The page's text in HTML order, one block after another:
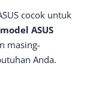
cocok untuk
model ASUS
masing-
Anda.